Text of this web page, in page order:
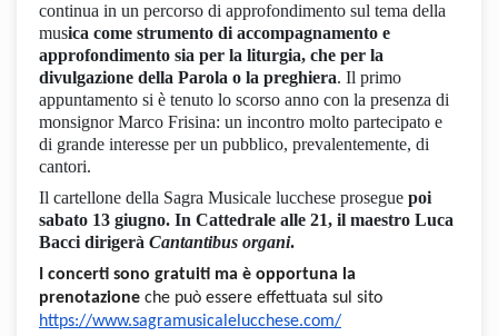
continua in un percorso di approfondimento sul tema della
musica come strumento di accompagnamento e
approfondimento sia per la liturgia, che per la
divulgazione della Parola o la preghiera. Il primo
appuntamento si è tenuto lo scorso anno con la presenza di
monsignor Marco Frisina: un incontro molto partecipato e
di grande interesse per un pubblico, prevalentemente, di
cantori.
Il cartellone della Sagra Musicale lucchese prosegue poi
sabato 13 giugno. In Cattedrale alle 21, il maestro Luca
Bacci dirigerà Cantantibus organi.
I concerti sono gratuiti ma è opportuna la
prenotazione che può essere effettuata sul sito
https://www.sagramusicalelucchese.com/